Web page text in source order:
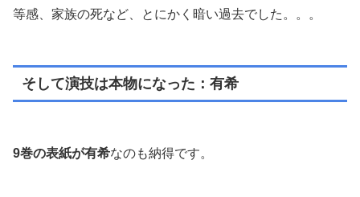
等感、家族の死など、とにかく暗い過去でした。。。
そして演技は本物になった：有希
9巻の表紙が有希なのも納得です。